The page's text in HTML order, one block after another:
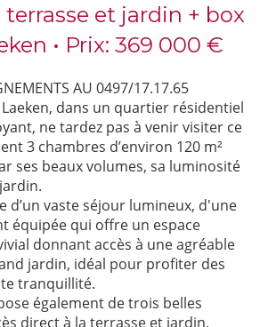
et jardin + box
• Prix: 369 000 €
AU 0497/17.17.65
dans un quartier résidentiel
ne tardez pas à venir visiter ce
3 chambres d’environ 120 m²
ses beaux volumes, sa luminosité
d’un vaste séjour lumineux, d'une
équipée qui offre un espace
donnant accès à une agréable
jardin, idéal pour profiter des
tranquillité.
également de trois belles
direct à la terrasse et jardin,